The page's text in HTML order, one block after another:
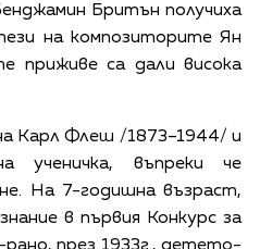
Бритън получиха
на композиторите Ян
приживе са дали висока
Карл Флеш /1873–1944/ и
ученичка, въпреки че
На 7-годишна възраст,
в първия Конкурс за
рано, през 1933г., детето-